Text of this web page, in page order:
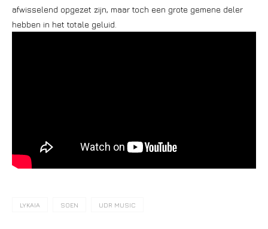
afwisselend opgezet zijn, maar toch een grote gemene deler
hebben in het totale geluid.
LYKAIA SOEN UDR MUSIC